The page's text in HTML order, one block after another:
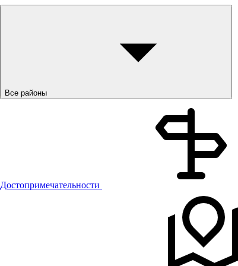
Все районы
Достопримечательности